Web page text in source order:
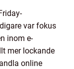
var fokus
inom e-
mer lockande
online